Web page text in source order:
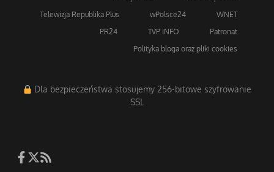
Telewizja Republika Plus
wPolsce24
WNET
PR24
TVP INFO
Patronat
Polityka bloga oraz pliki cookies
Dla bezpieczeństwa stosujemy 256-bitowe szyfrowanie
SSL